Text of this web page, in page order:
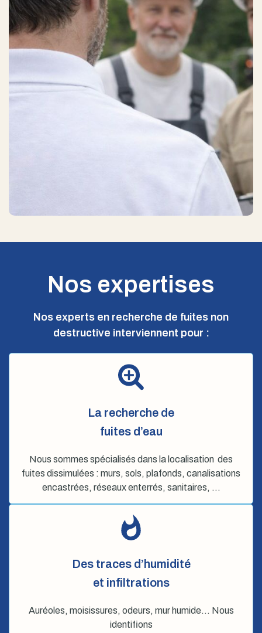
Nos expertises
Nos experts en recherche de fuites non
destructive interviennent pour :
La recherche de
fuites d’eau
Nous sommes spécialisés dans la localisation des
fuites dissimulées : murs, sols, plafonds, canalisations
encastrées, réseaux enterrés, sanitaires, …
Des traces d’humidité
et infiltrations
Auréoles, moisissures, odeurs, mur humide… Nous
identifions